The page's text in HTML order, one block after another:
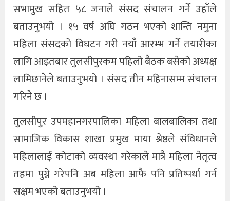
सभामुख सहित ५८ जनाले संसद संचालन गर्ने उहाँले
बताउनुभयो । १५ वर्ष अघि गठन भएको शान्ति नमुना
महिला संसदको विघटन गरी नयाँ आरम्भ गर्ने तयारीका
लागि आइतबार तुलसीपुरकम पहिलो बैठक बसेको अध्यक्ष
लामिछानेले बताउनुभयो । संसद तीन महिनासम्म संचालन
गरिने छ ।
तुलसीपुर उपमहानगरपालिका महिला बालबालिका तथा
सामाजिक विकास शाखा प्रमुख माया श्रेष्ठले संविधानले
महिलालाई कोटाको व्यवस्था गरेकाले मात्रै महिला नेतृत्व
तहमा पुग्ने गरेपनि अब महिला आफै पनि प्रतिष्पर्धा गर्न
सक्षम भएको बताउनुभयो ।